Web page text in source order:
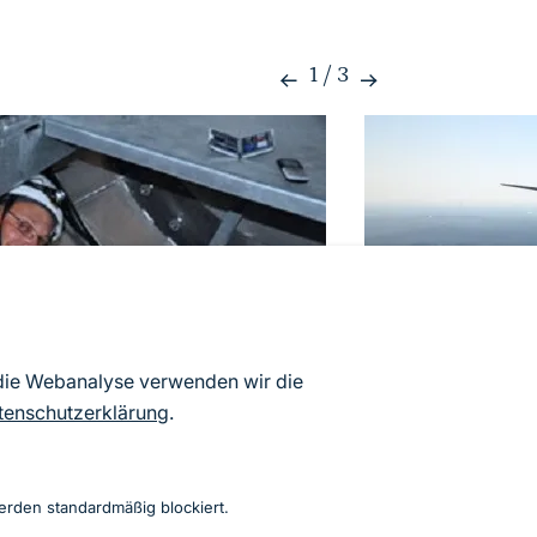
Webanalyse verwenden wir die
.
standardmäßig blockiert.
1/ 3